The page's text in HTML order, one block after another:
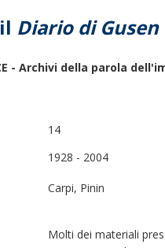
Diario di Gusen
- Archivi della parola
14
1928 - 2004
Carpi, Pinin
Molti dei materiali